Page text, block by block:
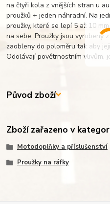
na čtyři kola z vnějších stran u
proužků + jeden náhradní. Na
proužky, které se lepí 5 až 10
na sebe. Proužky jsou vyrobeny
zaobleny do poloměru tak aby
Odolávají povětrnostním vlivům,
Původ zboží
Zboží zařazeno v
Motodoplňky a příslušenství
Proužky na ráfky